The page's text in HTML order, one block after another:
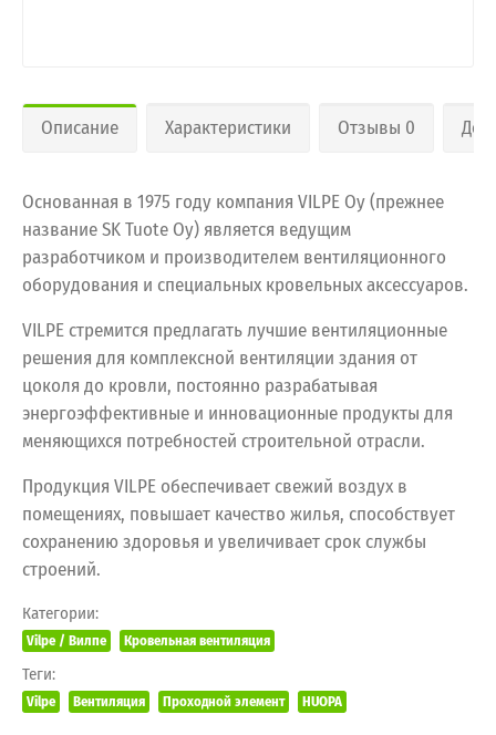
Описание Характеристики Отзывы 0
Основанная в 1975 году компания VILPE Oy (прежнее
название SK Tuote Oy) является ведущим
разработчиком и производителем вентиляционного
оборудования и специальных кровельных аксессуаров.
VILPE стремится предлагать лучшие вентиляционные
решения для комплексной вентиляции здания от
цоколя до кровли, постоянно разрабатывая
энергоэффективные и инновационные продукты для
меняющихся потребностей строительной отрасли.
Продукция VILPE обеспечивает свежий воздух в
помещениях, повышает качество жилья, способствует
сохранению здоровья и увеличивает срок службы
строений.
Категории:
Vilpe / Вилпе Кровельная вентиляция
Теги:
Vilpe Вентиляция Проходной элемент HUOPA